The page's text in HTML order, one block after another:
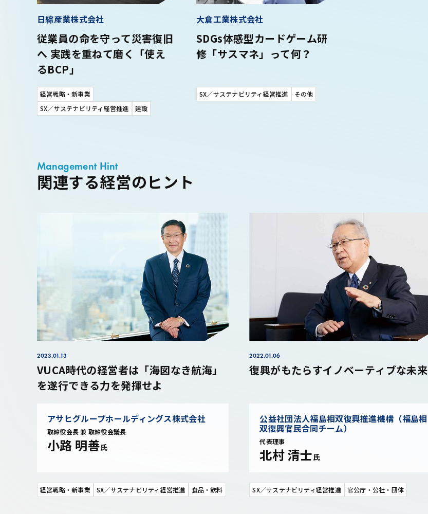
従業員の命を守って災害復旧
へ 実践を重ねて磨く「使え
るBCP」
日綜産業株式会社
経営戦略・新事業
SX／サステナビリティ経営推進
建設
SDGs体感型カードゲーム研
修「サスマネ」って何？
大倉工業株式会社
SX／サステナビリティ経営推進 その他
関連する経営のヒント
Management Hint
VUCA時代の経営者は「海図なき航海」
を遂行できる力を発揮せよ
2023.01.13
アサヒグループホールディングス株式会社
取締役会長 兼 取締役会議長
小路 明善氏
経営戦略・新事業 SX／サステナビリティ経営推進 食品・飲料
復興がもたらすイノベーティブな未来
2022.01.06
公益社団法人福島相双復興推進機構（福島相
双復興官民合同チーム）
代表理事
北村 清士氏
SX／サステナビリティ経営推進 官公庁・公社・団体